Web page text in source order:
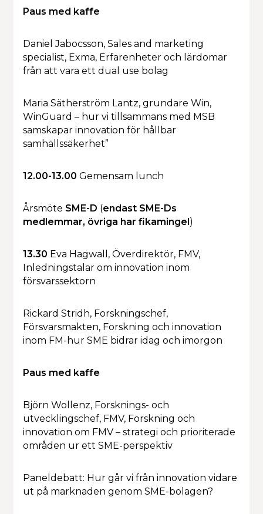
Paus med kaffe
Daniel Jabocsson, Sales and marketing
specialist, Exma, Erfarenheter och lärdomar
från att vara ett dual use bolag
Maria Sätherström Lantz, grundare Win,
WinGuard – hur vi tillsammans med MSB
samskapar innovation för hållbar
samhällssäkerhet”
12.00-13.00 Gemensam lunch
Årsmöte SME-D (endast SME-Ds
medlemmar, övriga har fikamingel)
13.30 Eva Hagwall, Överdirektör, FMV,
Inledningstalar om innovation inom
försvarssektorn
Rickard Stridh, Forskningschef,
Försvarsmakten, Forskning och innovation
inom FM-hur SME bidrar idag och imorgon
Paus med kaffe
Björn Wollenz, Forsknings- och
utvecklingschef, FMV, Forskning och
innovation om FMV – strategi och prioriterade
områden ur ett SME-perspektiv
Paneldebatt: Hur går vi från innovation vidare
ut på marknaden genom SME-bolagen?